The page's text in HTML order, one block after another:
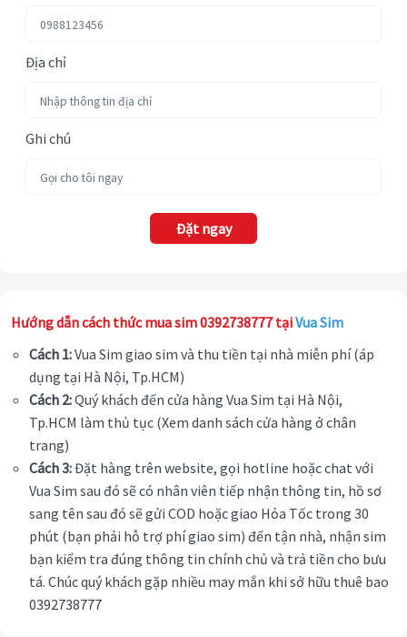
Địa chỉ
Ghi chú
Đặt ngay
Hướng dẫn cách thức mua sim 0392738777 tạiVua Sim
Cách 1:Vua Sim giao sim và thu tiền tại nhà miễn phí (áp
dụng tại Hà Nội, Tp.HCM)
Cách 2:Quý khách đến cửa hàng Vua Sim tại Hà Nội,
Tp.HCM làm thủ tục (Xem danh sách cửa hàng ở chân
trang)
Cách 3:Đặt hàng trên website, gọi hotline hoặc chat với
Vua Sim sau đó sẽ có nhân viên tiếp nhận thông tin, hồ sơ
sang tên sau đó sẽ gửi COD hoặc giao Hỏa Tốc trong 30
phút (bạn phải hỗ trợ phí giao sim) đến tận nhà, nhận sim
bạn kiểm tra đúng thông tin chính chủ và trả tiền cho bưu
tá. Chúc quý khách gặp nhiều may mắn khi sở hữu thuê bao
0392738777